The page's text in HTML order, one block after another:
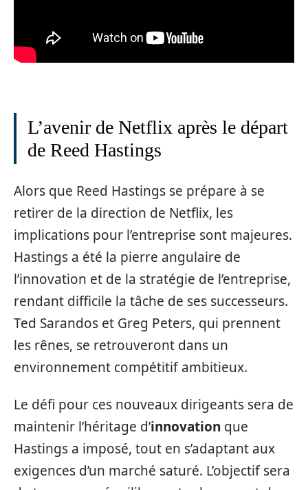
L’avenir de Netflix après le départ
de Reed Hastings
Alors que Reed Hastings se prépare à se
retirer de la direction de Netflix, les
implications pour l’entreprise sont majeures.
Hastings a été la pierre angulaire de
l’innovation et de la stratégie de l’entreprise,
rendant difficile la tâche de ses successeurs.
Ted Sarandos et Greg Peters, qui prennent
les rênes, se retrouveront dans un
environnement compétitif ambitieux.
Le défi pour ces nouveaux dirigeants sera de
maintenir l’héritage d’innovation que
Hastings a imposé, tout en s’adaptant aux
exigences d’un marché saturé. L’objectif sera